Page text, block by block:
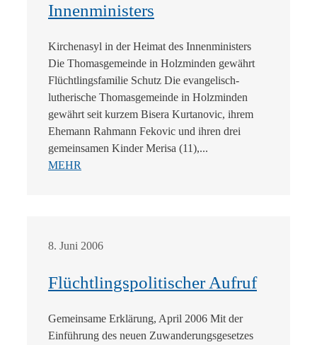
Innenministers
Kirchenasyl in der Heimat des Innenministers
Die Thomasgemeinde in Holzminden gewährt
Flüchtlingsfamilie Schutz Die evangelisch-
lutherische Thomasgemeinde in Holzminden
gewährt seit kurzem Bisera Kurtanovic, ihrem
Ehemann Rahmann Fekovic und ihren drei
gemeinsamen Kinder Merisa (11),...
MEHR
8. Juni 2006
Flüchtlingspolitischer Aufruf
Gemeinsame Erklärung, April 2006 Mit der
Einführung des neuen Zuwanderungsgesetzes